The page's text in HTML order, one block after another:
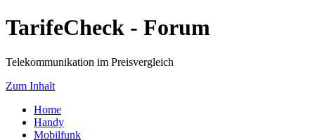
TarifeCheck - Forum
Telekommunikation im Preisvergleich
Zum Inhalt
Home
Handy
Mobilfunk